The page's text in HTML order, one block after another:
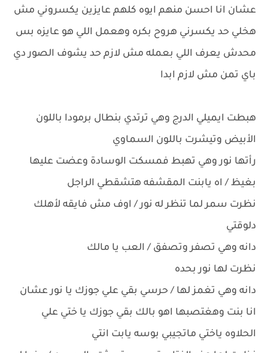
عشان انا احسن منهم ايوه كلهم عايزين يكسروني مش
هخلي حد يكسرني هروح بكره وهعمل اللي هو عايزه بس
محدش يعرف اللي بعمله مش لازم حد يشوف الصور دي
باي تمن مش لازم ابدا
هبطت ايميلي الدرج وهي ترتدي بنطال برمودا باللون
الأبيض وتيشرت باللون السماوي
رأتها نور وهي تهبط فمسكت الوسادة وعضت عليها
بغيظ / اه يابنت المقشفه هتشقطي الراجل
نظرت سمر لما تنظر له نور / اوف مش فايقه لأهلك
دلوقتي
دانه وهي تصفر وتصفق / العب يا مالك
نظرت لها نور بحده
دانه وهي تغمز لها / حرسي بقي علي جوزك يا نور عشان
انا بنت وهغتصبها اهو بالك بقي جوزك يا ختي علي
الحلاوه ياختي ماتجيبي بوسه يابت انتي